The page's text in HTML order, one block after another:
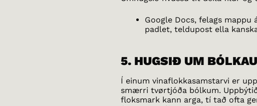
Google Docs, felags mappu
padlet, teldupost ella
5. HUGSIÐ UM
Í einum vinaflokkasamstarvi er
smærri tvørtjóða bólkum.
floksmark kann arga, tí tað ofta